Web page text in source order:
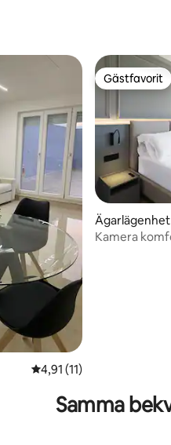
4,91 av 5 i genomsnittligt
4,91 (11)
Gästfavorit
Gästfavorit
Ägarlägenhet
Kamera
Samma